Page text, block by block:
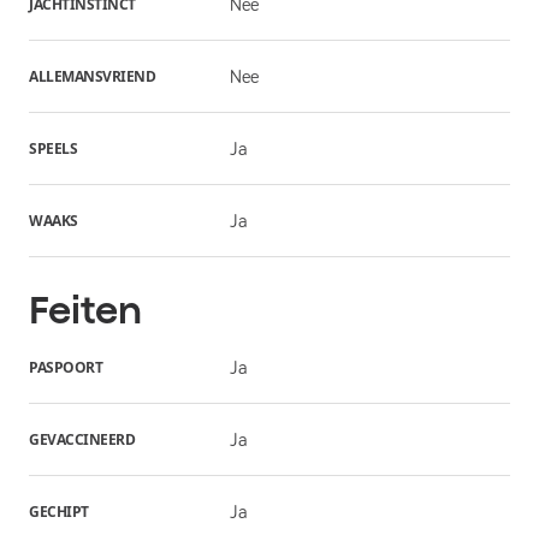
Nee
ALLEMANSVRIEND Nee
SPEELS Ja
WAAKS Ja
Feiten
PASPOORT Ja
GEVACCINEERD Ja
GECHIPT Ja